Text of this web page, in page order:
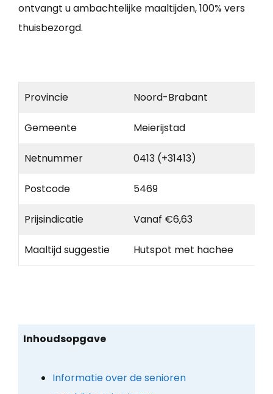
ontvangt u ambachtelijke maaltijden, 100% vers
thuisbezorgd.
Provincie Noord-Brabant
Gemeente Meierijstad
Netnummer 0413 (+31413)
Postcode 5469
Prijsindicatie Vanaf €6,63
Maaltijd suggestie Hutspot met hachee
Inhoudsopgave
Informatie over de senioren